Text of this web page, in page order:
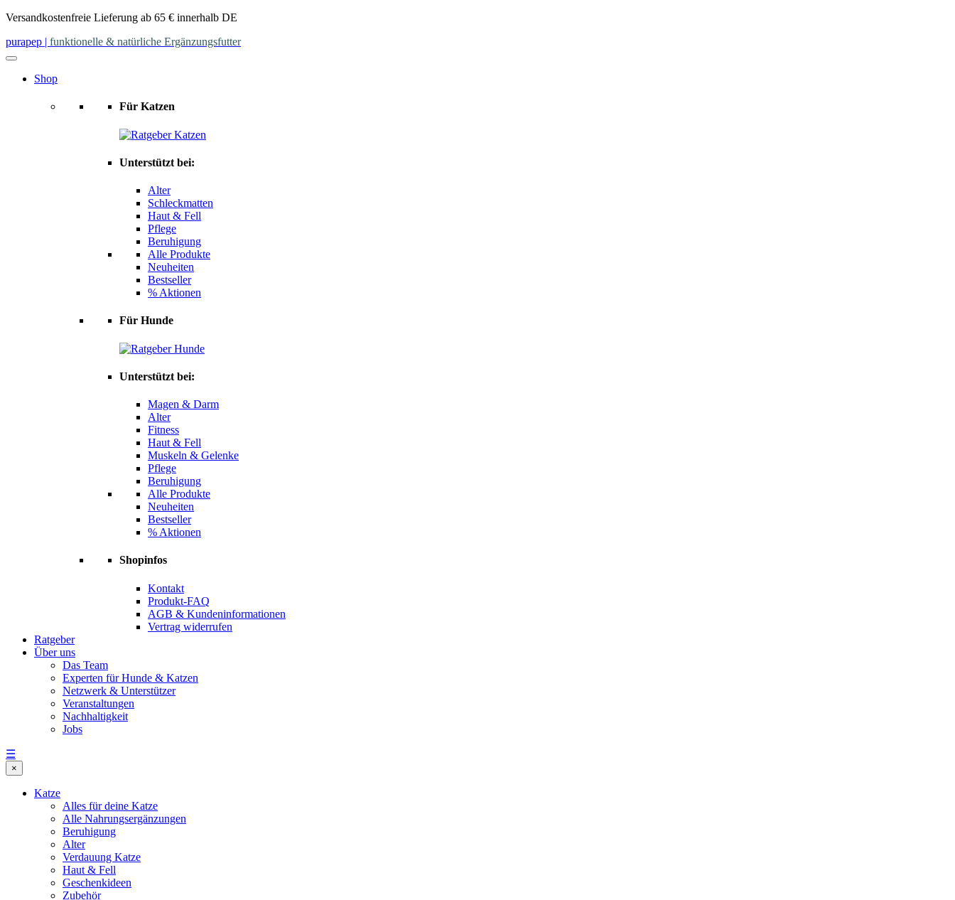
Skip
content
Versandkostenfreie Lieferung ab 65 € innerhalb DE
purapep | funktionelle & natürliche Ergänzungsfutter
Shop
Für Katzen
Unterstützt bei:
Alter
Schleckmatten
Haut & Fell
Pflege
Beruhigung
Alle Produkte
Neuheiten
Bestseller
% Aktionen
Für Hunde
Unterstützt bei:
Magen & Darm
Alter
Fitness
Haut & Fell
Muskeln & Gelenke
Pflege
Beruhigung
Alle Produkte
Neuheiten
Bestseller
% Aktionen
Shopinfos
Kontakt
Produkt-FAQ
AGB & Kundeninformationen
Vertrag widerrufen
Ratgeber
Über uns
Das Team
Experten für Hunde & Katzen
Netzwerk & Unterstützer
Veranstaltungen
Nachhaltigkeit
Jobs
☰
×
Katze
Alles für deine Katze
Alle Nahrungsergänzungen
Beruhigung
Alter
Verdauung Katze
Haut & Fell
Geschenkideen
Zubehör